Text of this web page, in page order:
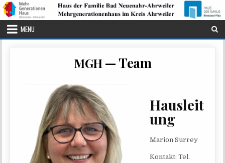
Skip to content
MENU
MGH— Team
Hausleit
ung
Mari­on Surrey
Kon­takt: Tel.